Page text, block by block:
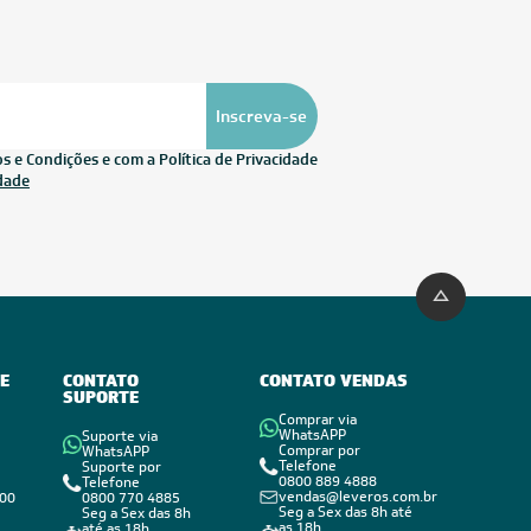
Inscreva-se
e Condições e com a Política de Privacidade
CONTATO
SUPORTE
Suporte via
WhatsAPP
Suporte por
Telefone
0800 770 4885
Seg a Sex das 8h
CONTATO VENDAS
Comprar via
WhatsAPP
Comprar por
Telefone
0800 889 4888
vendas@leveros.com.br
Seg a Sex das 8h até